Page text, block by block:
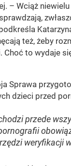
– Wciąż
też, żeby
Choć to wydaje
Sprawa
dzieci przed
przede
weryfikacji